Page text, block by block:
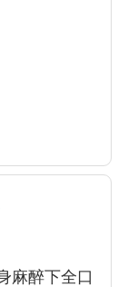
麻醉下全口